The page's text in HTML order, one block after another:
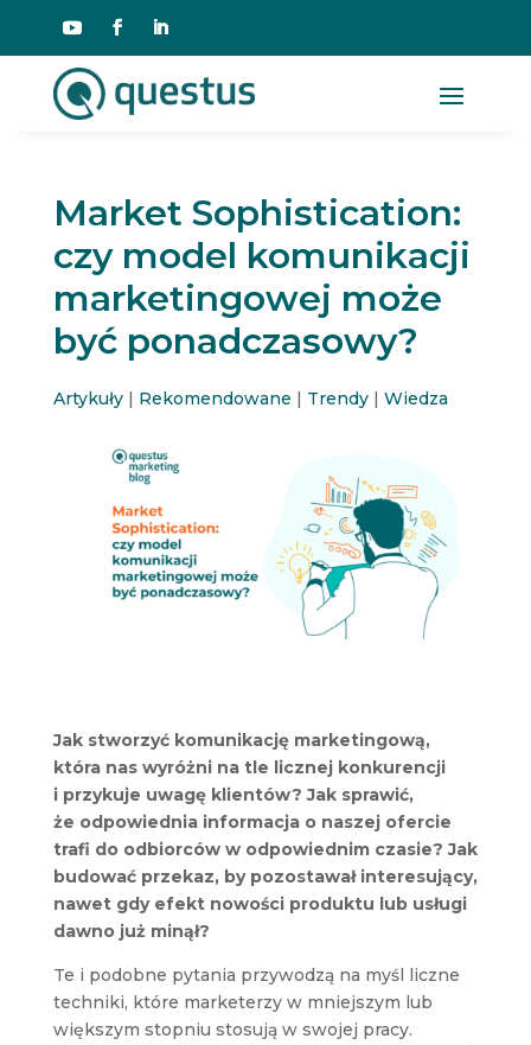
Market Sophistication:
czy model komunikacji
marketingowej może
być ponadczasowy?
Artykuły| Rekomendowane | Trendy| Wiedza
Jak stworzyć komunikację marketingową,
która nas wyróżni na tle licznej konkurencji
i przykuje uwagę klientów? Jak sprawić,
że odpowiednia informacja o naszej ofercie
trafi do odbiorców w odpowiednim czasie? Jak
budować przekaz, by pozostawał interesujący,
nawet gdy efekt nowości produktu lub usługi
dawno już minął?
Te i podobne pytania przywodzą na myśl liczne
techniki, które marketerzy w mniejszym lub
większym stopniu stosują w swojej pracy.